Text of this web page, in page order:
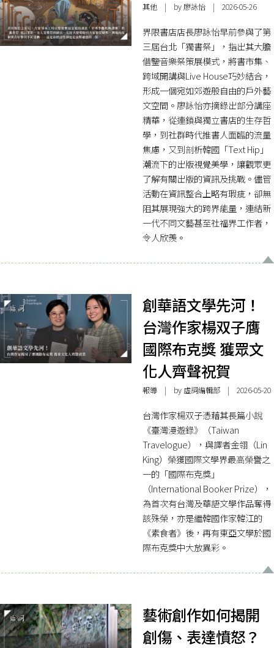
其他| by 廖詠怡 | 2026-05-26
界限書店店長廖詠怡早前參與了第
三屆台北「獨書祭」，指出其大膽
借鑒音樂祭策展模式，將書市集、
跨域開講與Live House巧妙結合，
形成一個宛如郊遊般自由的戶外藝
文空間。廖詠怡亦摘錄出部分講座
精華，從連鎖與獨立書店的生存哲
學，到社群時代推書人面臨的流量
焦慮，又到剖析韓國「Text Hip」
潮流下的出版視覺美學，讓觀眾更
了解有關出版的資訊及挑戰。儘管
活動在資訊整合上略有瑕疵，卻無
阻其展現強大的跨界能量，連結新
一代不同文藝甚至社福界工作者，
令人欣羨。
創華語文學先河！
台灣作家楊双子膺
國際布克獎 獲眾文
化人齊聲祝賀
報導| by 虛詞編輯部 | 2026-05-20
台灣作家楊双子憑藉其長篇小說
《臺灣漫遊錄》（Taiwan
Travelogue），與譯者金翎（Lin
King）榮獲國際文學界最高榮譽之
一的「國際布克獎」
（International Booker Prize），
為首次有台灣及華語文學作品奪得
該殊榮，亦是繼韓國作家韓江的
《素食者》後，再有東亞文學於國
際布克獎中大放異彩。
藝術創作如何揭開
創傷、表達憤怒？